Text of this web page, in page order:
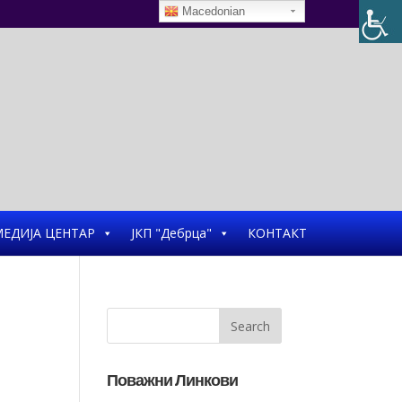
ЦЕНТАР ЈКП "Дебрца" КОНТАКТ
Поважни Линкови
Macedonian